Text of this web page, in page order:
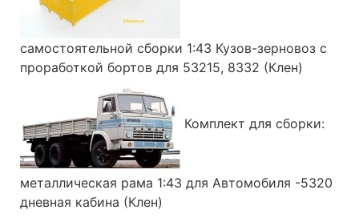
самостоятельной сборки 1:43 Кузов-зерновоз с
проработкой бортов для 53215, 8332 (Клен)
Комплект для сборки:
металлическая рама 1:43 для Автомобиля -5320
дневная кабина (Клен)